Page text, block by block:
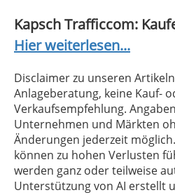
Kapsch Trafficcom:
Hier weiterlesen...
Disclaimer zu unseren
Anlageberatung, keine Kauf-
Verkaufsempfehlung.
Unternehmen und Märkten
Änderungen jederzeit
können zu hohen Verlusten
werden ganz oder teilweise
Unterstützung von AI erstellt